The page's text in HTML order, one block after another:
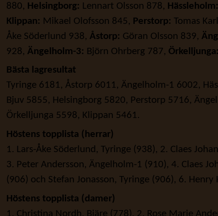
880, Helsingborg: Lennart Olsson 878,
Klippan: Mikael Olofsson 845, Perstorp: Tomas
Åke Söderlund 938, Åstorp: Göran Olsson 839,
928, Ängelholm-3: Björn Ohrberg 787,
Bästa lagresultat
Tyringe 6181, Åstorp 6011, Ängelholm-1 6002,
Bjuv 5855, Helsingborg 5820, Perstorp 5716,
Örkelljunga 5598, Klippan 5461.
Höstens topplista (herrar)
1. Lars-Åke Söderlund, Tyringe (938), 2. Claes
3. Peter Andersson, Ängelholm-1 (910), 4. Claes
(906) och Stefan Jonasson, Tyringe (906), 6.
Höstens topplista (damer)
1. Christina Nordh, Bjäre (778), 2. Rose Marie